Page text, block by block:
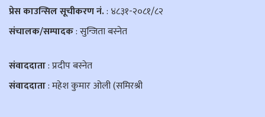
प्रेस काउन्सिल सूचीकरण नं.: ४८३१-२०८१/८२
संचालक/सम्पादक: सुन्जिता बस्नेत
संवाददाता: प्रदीप बस्नेत
संवाददाता: महेश कुमार ओली (समिरश्री